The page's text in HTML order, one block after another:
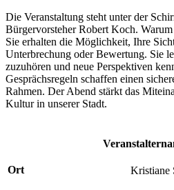
Die Veranstaltung steht unter der
Bürgervorsteher Robert Koch.
Sie erhalten die Möglichkeit, Ihre
Unterbrechung oder Bewertung. Sie
zuzuhören und neue Perspektiven
Gesprächsregeln schaffen einen
Rahmen. Der Abend stärkt das
Kultur in unserer Stadt.
Ort Kristiane